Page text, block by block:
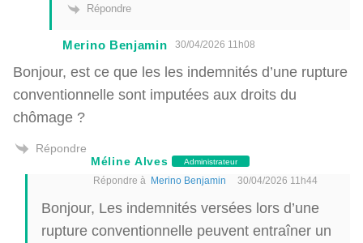
Répondre
Merino Benjamin 30/04/2026 11h08
Bonjour, est ce que les les indemnités d’une rupture
conventionnelle sont imputées aux droits du
chômage ?
Répondre
Méline Alves
Administrateur
Répondre à Merino Benjamin 30/04/2026 11h44
Bonjour, Les indemnités versées lors d’une
rupture conventionnelle peuvent entraîner un